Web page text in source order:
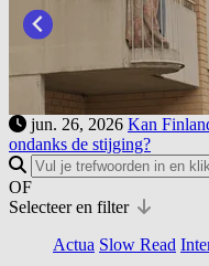
jun. 26, 2026 Kan
ondanks de stijging?
OF
Selecteer en filter
Actua Slow Read